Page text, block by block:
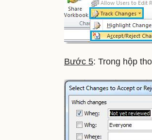
Bước 5: Trong hộp